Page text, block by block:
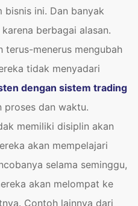
bisnis ini. Dan banyak
berbagai alasan.
terus-menerus mengubah
tidak menyadari
dengan sistem trading
proses dan waktu.
memiliki disiplin akan
akan mempelajari
selama seminggu,
akan melompat ke
Contoh lainnya dari